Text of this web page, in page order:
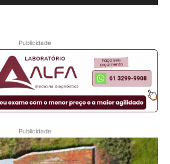
Publicidade
Publicidade